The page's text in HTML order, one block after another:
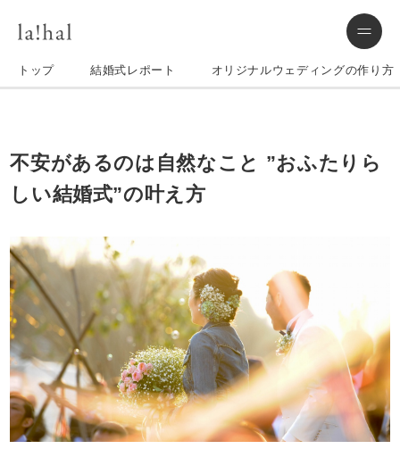
トップ 結婚式レポート オリジナルウェディングの作り方
不安があるのは自然なこと ”おふたりら
しい結婚式”の叶え方